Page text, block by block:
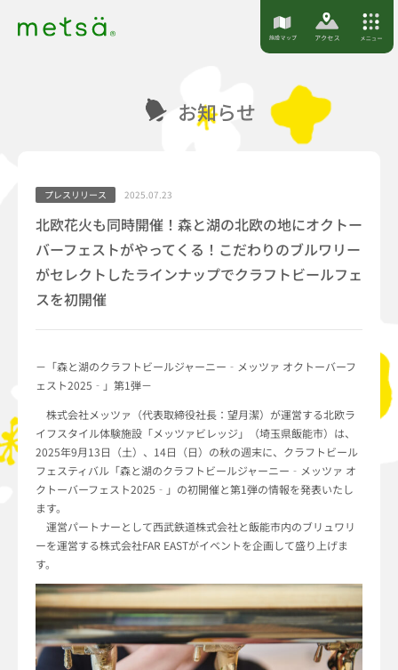
お知らせ
プレスリリース 2025.07.23
北欧花火も同時開催！森と湖の北欧の地にオクトー
バーフェストがやってくる！こだわりのブルワリー
がセレクトしたラインナップでクラフトビールフェ
スを初開催
－「森と湖のクラフトビールジャーニー‐メッツァ オクトーバーフ
ェスト2025‐」第1弾－
株式会社メッツァ（代表取締役社長：望月潔）が運営する北欧ラ
イフスタイル体験施設「メッツァビレッジ」（埼玉県飯能市）は、
2025年9月13日（土）、14日（日）の秋の週末に、クラフトビール
フェスティバル「森と湖のクラフトビールジャーニー‐メッツァ オ
クトーバーフェスト2025‐」の初開催と第1弾の情報を発表いたし
ます。
運営パートナーとして西武鉄道株式会社と飯能市内のブリュワリ
ーを運営する株式会社FAR EASTがイベントを企画して盛り上げま
す。